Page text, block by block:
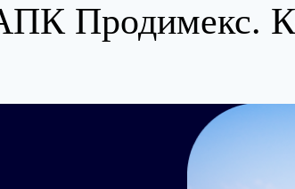
Продимекс.